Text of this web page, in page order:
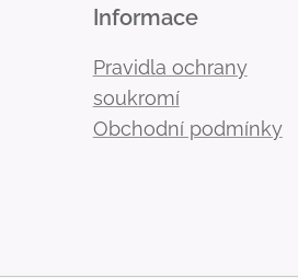
Informace
Pravidla ochrany
soukromí
Obchodní podmínky